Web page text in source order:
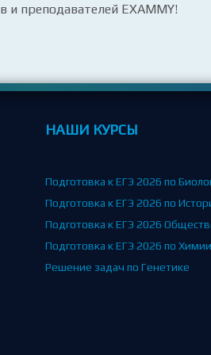
и преподавателей EXAMMY!
НАШИ КУРСЫ
Подготовка к ЕГЭ 2026 по
Подготовка к ЕГЭ 2026 по
Подготовка к ЕГЭ 2026
Подготовка к ЕГЭ 2026 по Химии
Решение задач по Генетике